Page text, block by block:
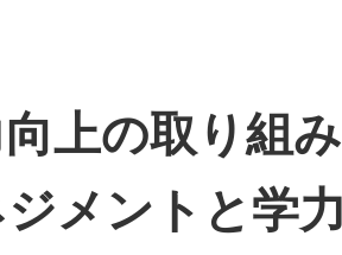
上の取り組
メントと学